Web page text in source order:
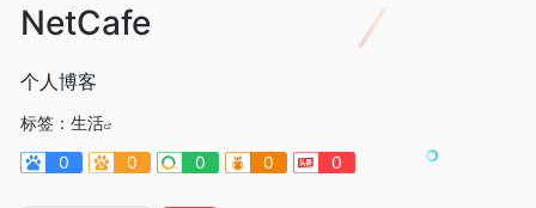
NetCafe
个人博客
标签： 生活
0
0 0 0 0